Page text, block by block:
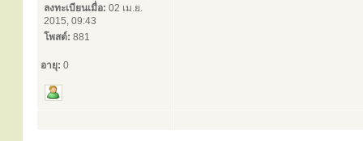
ลงทะเบียนเมื่อ: 02 เม.ย.
2015, 09:43
โพสต์: 881
อายุ: 0